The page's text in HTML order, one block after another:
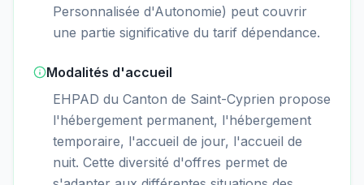
Personnalisée d'Autonomie) peut couvrir
une partie significative du tarif dépendance.
Modalités d'accueil
EHPAD du Canton de Saint-Cyprien propose
l'hébergement permanent, l'hébergement
temporaire, l'accueil de jour, l'accueil de
nuit. Cette diversité d'offres permet de